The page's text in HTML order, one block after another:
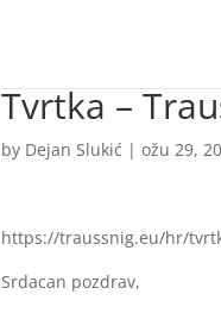
Tvrtka –
by Dejan Slukić |ožu 29,
https://traussnig.eu/hr/
Srdacan pozdrav,